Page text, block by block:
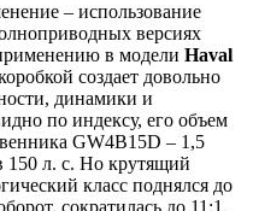
– использование
версиях
в модели Haval
создает довольно
динамики и
по индексу, его объем
GW4B15D – 1,5
150 л. с. Но крутящий
класс поднялся до